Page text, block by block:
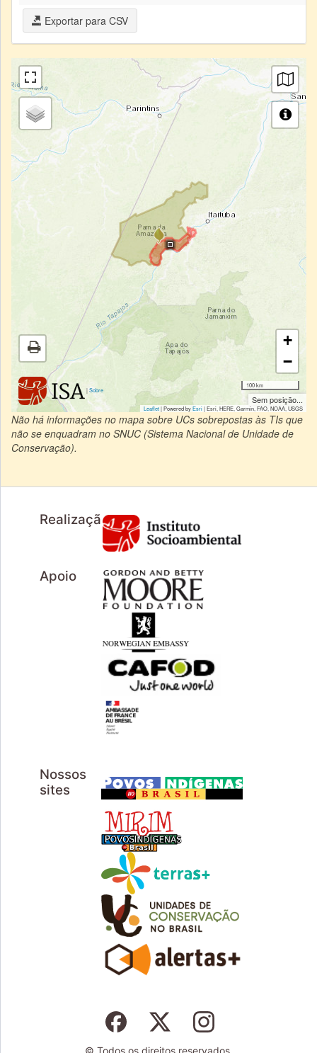
Exportar para CSV
|Sobre
+
−
100 km
Sem posição...
Leaflet| Powered byEsri|Esri, HERE, Garmin, FAO, NOAA, USGS
Não há informações no mapa sobre UCs sobrepostas às TIs que
não se enquadram no SNUC (Sistema Nacional de Unidade de
Conservação).